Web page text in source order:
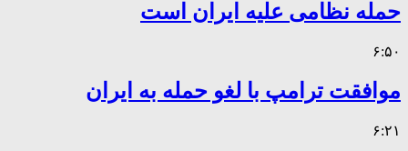
حمله نظامی علیه ایران است
۶:۵۰
موافقت ترامپ با لغو حمله به ایران
۶:۲۱